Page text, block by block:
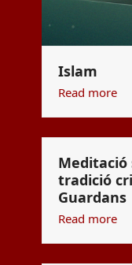
Islam
Read more
Meditació
tradició
Guardans
Read more